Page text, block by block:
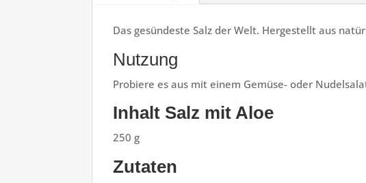
Das gesündeste Salz der Welt. Hergestellt aus
Nutzung
Probiere es aus mit einem Gemüse- oder
Inhalt Salz mit Aloe
250 g
Zutaten